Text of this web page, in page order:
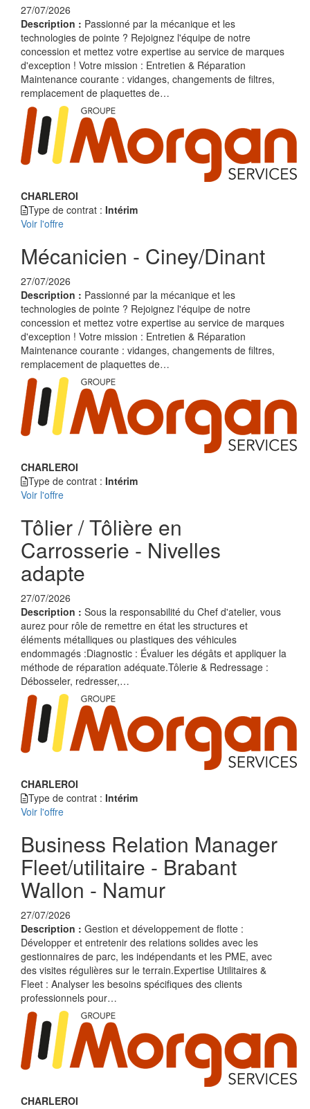
27/07/2026
Description : Passionné par la mécanique et les
technologies de pointe ? Rejoignez l'équipe de notre
concession et mettez votre expertise au service de marques
d'exception ! Votre mission : Entretien & Réparation
Maintenance courante : vidanges, changements de filtres,
remplacement de plaquettes de…
CHARLEROI
Type de contrat : Intérim
Voir l'offre
Mécanicien - Ciney/Dinant
27/07/2026
Description : Passionné par la mécanique et les
technologies de pointe ? Rejoignez l'équipe de notre
concession et mettez votre expertise au service de marques
d'exception ! Votre mission : Entretien & Réparation
Maintenance courante : vidanges, changements de filtres,
remplacement de plaquettes de…
CHARLEROI
Type de contrat : Intérim
Voir l'offre
Tôlier / Tôlière en
Carrosserie - Nivelles
adapte
27/07/2026
Description : Sous la responsabilité du Chef d'atelier, vous
aurez pour rôle de remettre en état les structures et
éléments métalliques ou plastiques des véhicules
endommagés :Diagnostic : Évaluer les dégâts et appliquer la
méthode de réparation adéquate.Tôlerie & Redressage :
Débosseler, redresser,…
CHARLEROI
Type de contrat : Intérim
Voir l'offre
Business Relation Manager
Fleet/utilitaire - Brabant
Wallon - Namur
27/07/2026
Description : Gestion et développement de flotte :
Développer et entretenir des relations solides avec les
gestionnaires de parc, les indépendants et les PME, avec
des visites régulières sur le terrain.Expertise Utilitaires &
Fleet : Analyser les besoins spécifiques des clients
professionnels pour…
CHARLEROI